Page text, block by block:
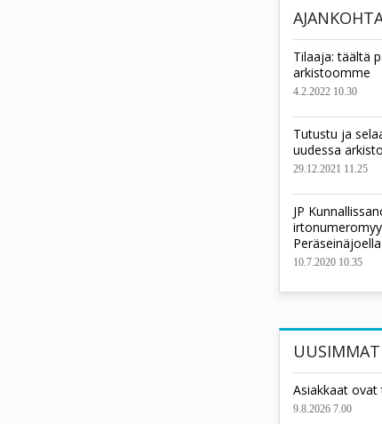
Tilaaja: täältä
arkistoomme
4.2.2022 10.30
Tutustu ja
uudessa
29.12.2021 11.25
JP
Peräseinäjoella
10.7.2020 10.35
UUSIMMAT
Asiakkaat
9.8.2026 7.00